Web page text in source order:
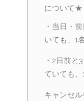
について★
・当日・
いても、1
・2日前と
ていても、
キャンセ